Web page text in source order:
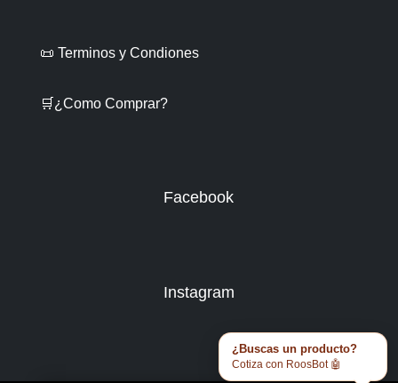
📜 Terminos y Condiones
🛒¿Como Comprar?
Facebook
Instagram
¿Buscas un producto?
Cotiza con RoosBot 🤖